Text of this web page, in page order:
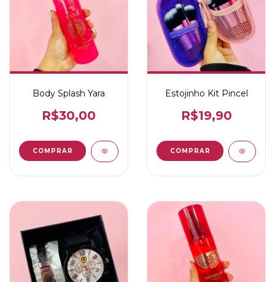
Body Splash Yara
R$30,00
Estojinho Kit Pincel
R$19,90